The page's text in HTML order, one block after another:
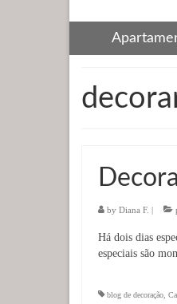
by Diana F. |
Há dois dias
especiais são
blog de decoração